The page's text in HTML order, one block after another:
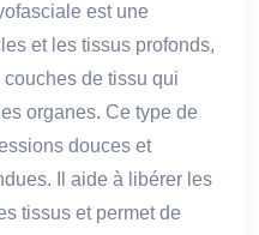
est une
et les tissus profonds,
de tissu qui
organes. Ce type de
douces et
Il aide à libérer les
tissus et permet de